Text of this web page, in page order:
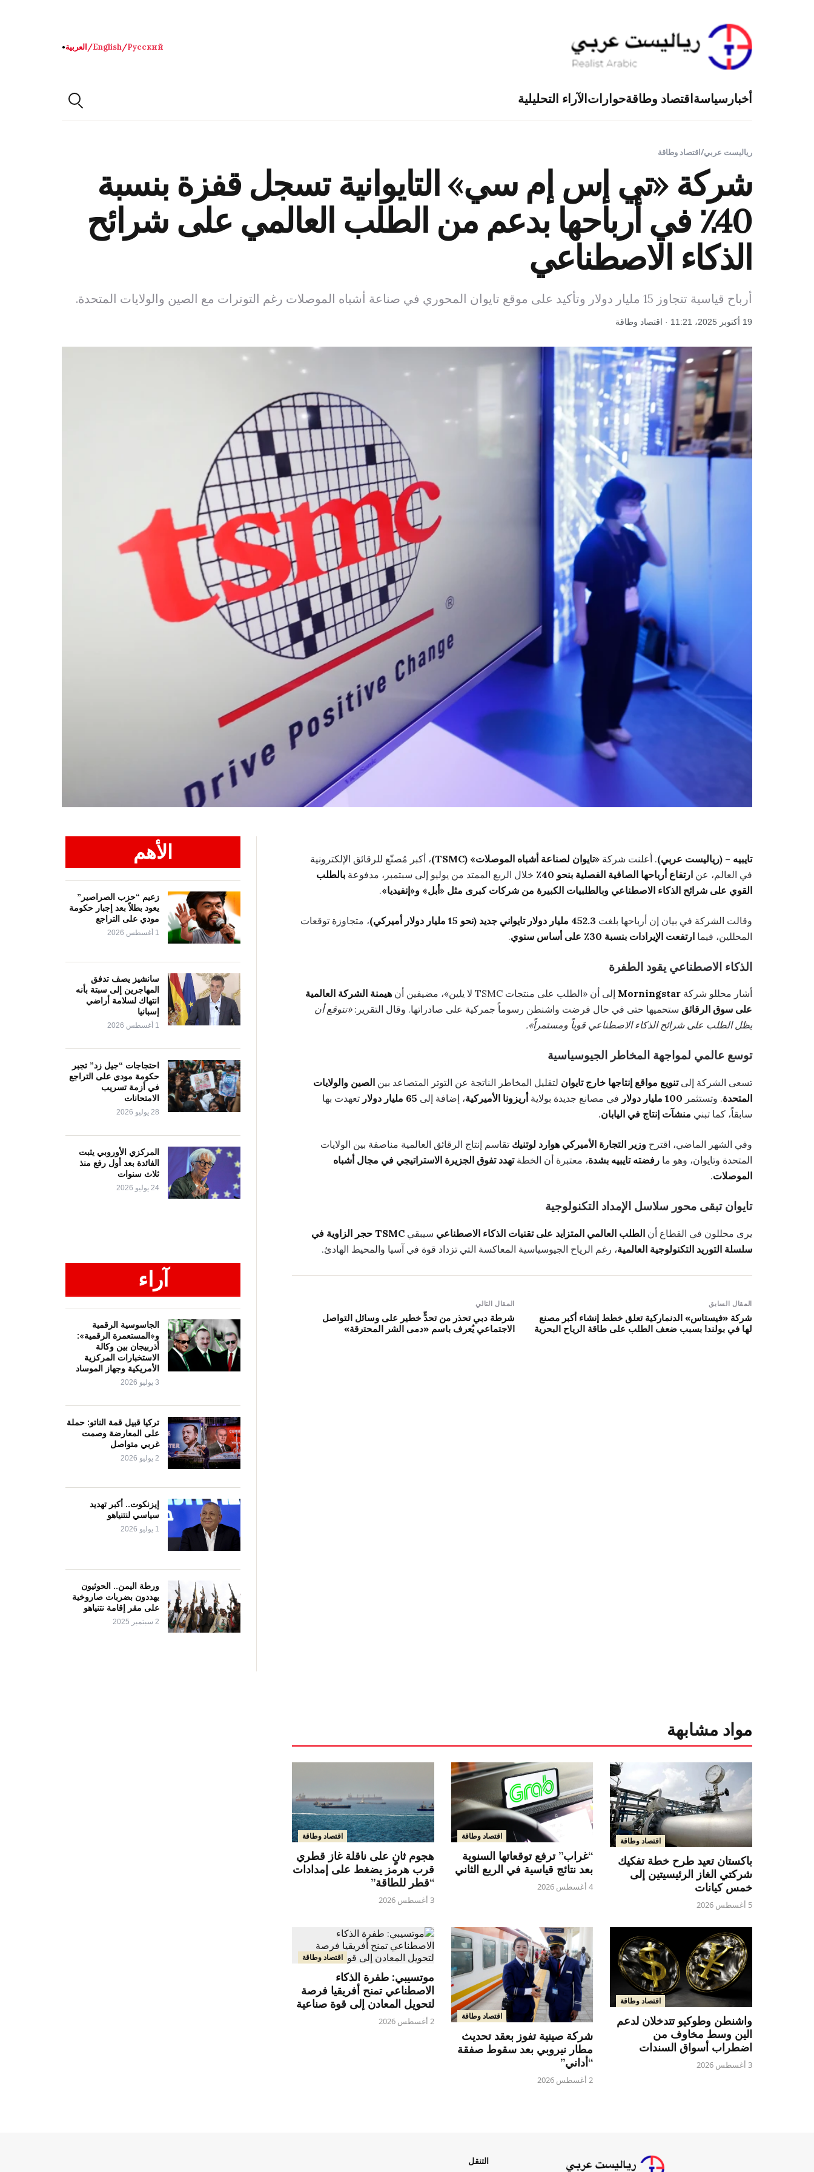
Русский
/
English
/العربية●
أخبار سياسةاقتصاد وطاقةحواراتالآراء التحليلية
رياليست عربي/اقتصاد وطاقة
شركة «تي إس إم سي» التايوانية تسجل قفزة بنسبة
40٪ في أرباحها بدعم من الطلب العالمي على شرائح
الذكاء الاصطناعي
أرباح قياسية تتجاوز 15 مليار دولار وتأكيد على موقع تايوان المحوري في صناعة أشباه الموصلات رغم التوترات مع الصين والولايات المتحدة.
19 أكتوبر 2025، 11:21 · اقتصاد وطاقة
تايبيه – (رياليست عربي). أعلنت شركة «تايوان لصناعة أشباه الموصلات» (TSMC)
، أكبر مُصنّع للرقائق الإلكترونية
في العالم، عن ارتفاع أرباحها الصافية الفصلية بنحو 40٪ خلال الربع الممتد من يوليو إلى سبتمبر، مدفوعة بالطلب
القوي على شرائح الذكاء الاصطناعي وبالطلبيات الكبيرة من شركات كبرى مثل «أبل» و«إنفيديا».
وقالت الشركة في بيان إن أرباحها بلغت 452.3 مليار دولار تايواني جديد (نحو 15 مليار دولار أميركي)
، متجاوزة توقعات
المحللين، فيما ارتفعت الإيرادات بنسبة 30٪ على أساس سنوي .
الذكاء الاصطناعي يقود الطفرة
أشار محللو شركة Morningstar إلى أن «الطلب على منتجات TSMC لا يلين»، مضيفين أن
هيمنة الشركة العالمية
على سوق الرقائق ستحميها حتى في حال فرضت واشنطن رسوماً جمركية على صادراتها. وقال التقرير:«نتوقع أن
يظل الطلب على شرائح الذكاء الاصطناعي قوياً ومستمراً».
توسع عالمي لمواجهة المخاطر الجيوسياسية
تسعى الشركة إلىتنويع مواقع إنتاجها خارج تايوان لتقليل المخاطر الناتجة عن التوتر المتصاعد بين الصين والولايات
المتحدة. وتستثمر 100 مليار دولار في مصانع جديدة بولاية أريزونا الأميركية، إضافة إلى 65 مليار دولار
تعهدت بها
سابقاً، كما تبني منشآت إنتاج في اليابان.
وفي الشهر الماضي، اقترح وزير التجارة الأميركي هوارد لوتنيك تقاسم إنتاج الرقائق العالمية مناصفة بين الولايات
المتحدة وتايوان، وهو ما رفضته تايبيه بشدة، معتبرة أن الخطةتهدد تفوق الجزيرة الاستراتيجي في مجال أشباه
الموصلات.
تايوان تبقى محور سلاسل الإمداد التكنولوجية
يرى محللون في القطاع أن الطلب العالمي المتزايد على تقنيات الذكاء الاصطناعي سيبقي
TSMC حجر الزاوية في
سلسلة التوريد التكنولوجية العالمية، رغم الرياح الجيوسياسية المعاكسة التي تزداد قوة في آسيا والمحيط الهادئ.
المقال السابق
شركة «فيستاس» الدنماركية تعلق خطط إنشاء أكبر مصنع
لها في بولندا بسبب ضعف الطلب على طاقة الرياح البحرية
المقال التالي
شرطة دبي تحذر من تحدٍّ خطير على وسائل التواصل
الاجتماعي يُعرف باسم «دمى الشر المحترقة»
الأهم
زعيم “حزب الصراصير”
يعود بطلاً بعد إجبار حكومة
مودي على التراجع
1 أغسطس 2026
سانشيز يصف تدفق
المهاجرين إلى سبتة بأنه
انتهاك لسلامة أراضي
إسبانيا
1 أغسطس 2026
احتجاجات “جيل زد” تجبر
حكومة مودي على التراجع
في أزمة تسريب
الامتحانات
28 يوليو 2026
المركزي الأوروبي يثبت
الفائدة بعد أول رفع منذ
ثلاث سنوات
24 يوليو 2026
آراء
الجاسوسية الرقمية
و«المستعمرة الرقمية»:
أذربيجان بين وكالة
الاستخبارات المركزية
الأمريكية وجهاز الموساد
3 يوليو 2026
تركيا قبيل قمة الناتو: حملة
على المعارضة وصمت
غربي متواصل
2 يوليو 2026
إيزنكوت.. أكبر تهديد
سياسي لنتنياهو
1 يوليو 2026
ورطة اليمن.. الحوثيون
يهددون بضربات صاروخية
على مقر إقامة نتنياهو
2 سبتمبر 2025
مواد مشابهة
اقتصاد وطاقة
باكستان تعيد طرح خطة تفكيك
شركتي الغاز الرئيسيتين إلى
خمس كيانات
5 أغسطس 2026
اقتصاد وطاقة
“غراب” ترفع توقعاتها السنوية
بعد نتائج قياسية في الربع الثاني
4 أغسطس 2026
اقتصاد وطاقة
هجوم ثانٍ على ناقلة غاز قطري
قرب هرمز يضغط على إمدادات
“قطر للطاقة”
3 أغسطس 2026
اقتصاد وطاقة
واشنطن وطوكيو تتدخلان لدعم
الين وسط مخاوف من
اضطراب أسواق السندات
3 أغسطس 2026
اقتصاد وطاقة
شركة صينية تفوز بعقد تحديث
مطار نيروبي بعد سقوط صفقة
“أداني”
2 أغسطس 2026
اقتصاد وطاقة
موتسيبي: طفرة الذكاء
الاصطناعي تمنح أفريقيا فرصة
لتحويل المعادن إلى قوة صناعية
2 أغسطس 2026
التنقل